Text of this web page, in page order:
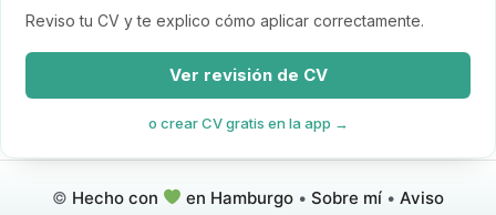
Reviso tu CV y te explico cómo aplicar correctamente.
Ver revisión de CV
o crear CV gratis en la app →
© Hecho con en Hamburgo •Sobre mí •Aviso